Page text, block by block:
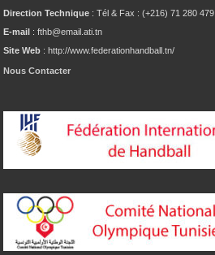
Direction Technique : Tél & Fax : (+216) 71 280 479
E-mail : fthb@email.ati.tn
Site Web : http://www.federationhandball.tn/
Nous Contacter